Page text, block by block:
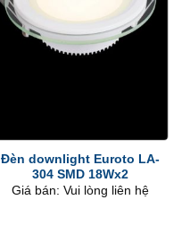
Đèn downlight Euroto LA-
304 SMD 18Wx2
Giá bán: Vui lòng liên hệ